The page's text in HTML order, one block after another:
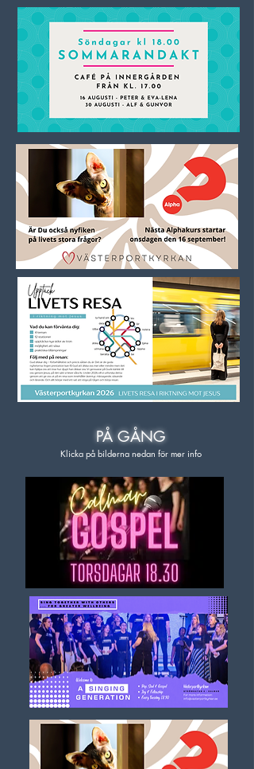
PÅ GÅNG
Klicka på bilderna nedan för mer info